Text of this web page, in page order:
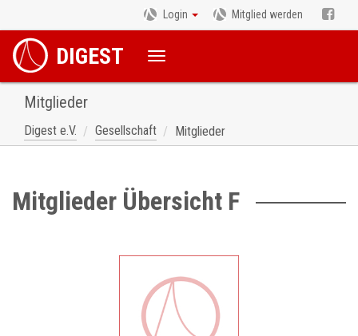
Login Mitglied werden
DIGEST
Mitglieder
Digest e.V. Gesellschaft Mitglieder
Mitglieder Übersicht F